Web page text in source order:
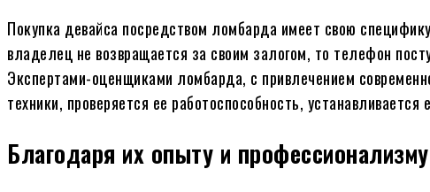
Покупка девайса посредством ломбарда имеет свою
владелец не возвращается за своим залогом, то телефон
Экспертами-оценщиками ломбарда, с привлечением
техники, проверяется ее работоспособность, устанавливается
Благодаря их опыту и